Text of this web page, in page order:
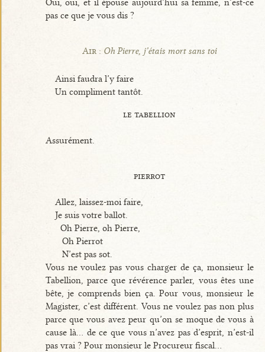
Oui, oui, et il épouse aujourd’hui sa femme, n’est-ce
pas ce que je vous dis ?
Air : Oh Pierre, j’étais mort sans toi
Ainsi faudra l’y faire
Un compliment tantôt.
le tabellion
Assurément.
pierrot
Allez, laissez-moi faire,
Je suis votre ballot.
Oh Pierre, oh Pierre,
Oh Pierrot
N’est pas sot.
Vous ne voulez pas vous charger de ça, monsieur le
Tabellion, parce que révérence parler, vous êtes une
bête, je comprends bien ça. Pour vous, monsieur le
Magister, c’est différent. Vous ne voulez pas non plus
parce que vous avez peur qu’on se moque de vous à
cause là... de ce que vous n’avez pas d’esprit, n’est-il
pas vrai ? Pour monsieur le Procureur fiscal...